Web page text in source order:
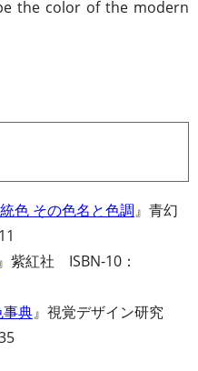
the color of the modern
色 その色名と色調』青幻
紫紅社 ISBN-10：
事典』視覚デザイン研究